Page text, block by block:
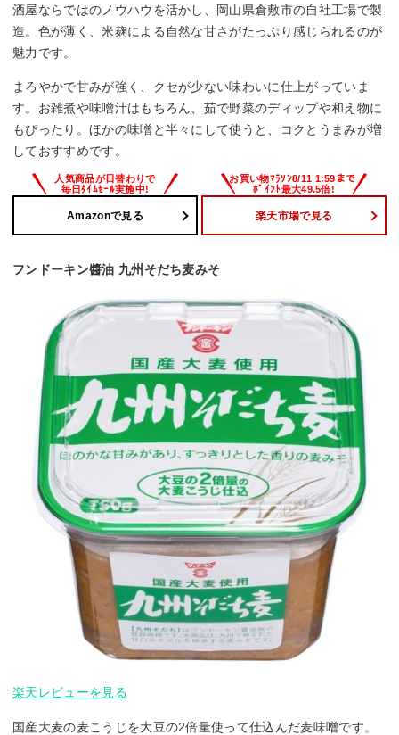
酒屋ならではのノウハウを活かし、岡山県倉敷市の自社工場で製
造。色が薄く、米麹による自然な甘さがたっぷり感じられるのが
魅力です。
まろやかで甘みが強く、クセが少ない味わいに仕上がっていま
す。お雑煮や味噌汁はもちろん、茹で野菜のディップや和え物に
もぴったり。ほかの味噌と半々にして使うと、コクとうまみが増
しておすすめです。
Amazonで見る 楽天市場で見る
フンドーキン醬油 九州そだち麦みそ
楽天レビューを見る
国産大麦の麦こうじを大豆の2倍量使って仕込んだ麦味噌です。